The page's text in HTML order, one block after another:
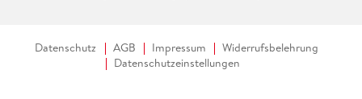
Datenschutz AGB Impressum
Widerrufsbelehrung
Datenschutzeinstellungen